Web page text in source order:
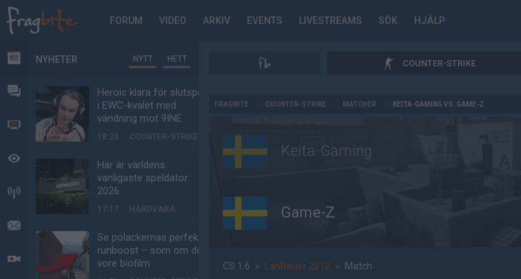
FORUM VIDEO ARKIV EVENTS LIVESTREAMS SÖK HJÄLP
NYHETER
VIDEO
BEVAKAT
HÄNDELSER
LIVESÄNDNINGAR
NYHETER NYTT HETT
Heroic klara för slutspel
i EWC-kvalet med
vändning mot 9INE
18:23 COUNTER-STRIKE
Här är världens
vanligaste speldator
2026
17:17 HÅRDVARA
Se polackernas perfekta
runboost – som om det
vore biofilm
COUNTER-STRIKE
FRAGBITE COUNTER-STRIKE MATCHER KEITA-GAMING VS. GAME-Z
Keita-Gaming
Game-Z
CS 1.6 » LanBauer 2012 » Match